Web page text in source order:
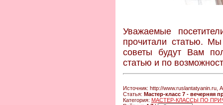
Уважаемые
прочитали статью.
советы будут Вам
статью и по
Источник: http://www.ruslantatyanin.ru,
Статья: Мастер-класс 7 - вечерняя
Категория: МАСТЕР-КЛАССЫ ПО